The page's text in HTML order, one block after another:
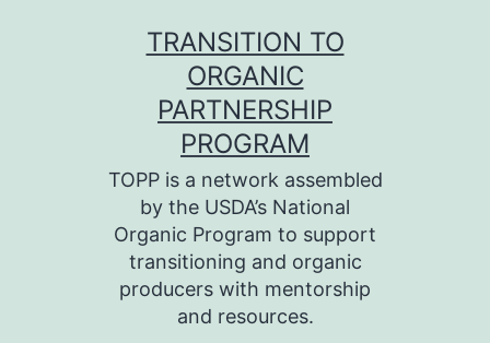
TRANSITION TO
ORGANIC
PARTNERSHIP
PROGRAM
TOPP is a network assembled
by the USDA’s National
Organic Program to support
transitioning and organic
producers with mentorship
and resources.